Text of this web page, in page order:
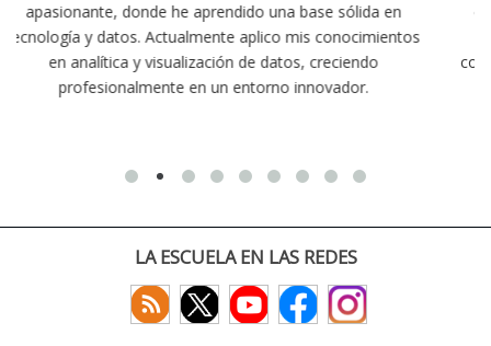
en
exige esfuerzo, he dedicado parte de mi tiempo a
actividades como el salvamento y socorrismo. Estoy
convencido de que elegir teleco ha sido una de las
decisiones que he tomado.
LA ESCUELA EN LAS REDES